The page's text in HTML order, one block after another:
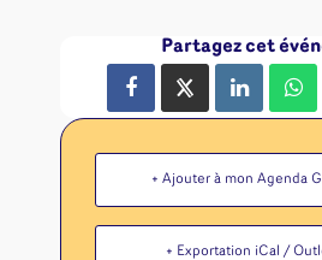
Partagez cet
+ Ajouter à mon Agenda
+ Exportation iCal /